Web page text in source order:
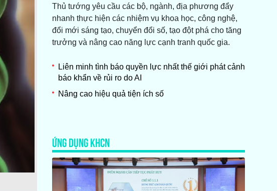
Thủ tướng yêu cầu các bộ, ngành, địa phương đẩy
nhanh thực hiện các nhiệm vụ khoa học, công nghệ,
đổi mới sáng tạo, chuyển đổi số, tạo đột phá cho tăng
trưởng và nâng cao năng lực cạnh tranh quốc gia.
Liên minh tình báo quyền lực nhất thế giới phát cảnh
báo khẩn về rủi ro do AI
Nâng cao hiệu quả tiện ích số
ỨNG DỤNG KHCN